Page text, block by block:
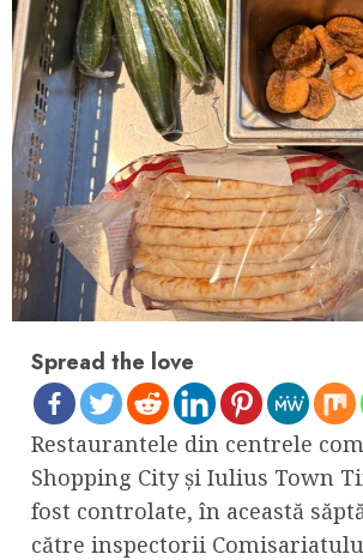
Spread the love
Restaurantele din centrele
Shopping City și Iulius Town
fost controlate, în această
către inspectorii